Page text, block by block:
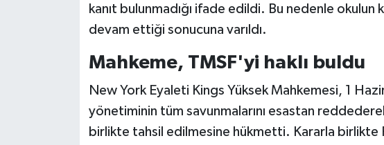
kanıt bulunmadığı ifade edildi. Bu nedenle
devam ettiği sonucuna varıldı.
Mahkeme, TMSF'yi haklı buldu
New York Eyaleti Kings Yüksek Mahkemesi, 1
yönetiminin tüm savunmalarını esastan
birlikte tahsil edilmesine hükmetti. Kararla birlikte